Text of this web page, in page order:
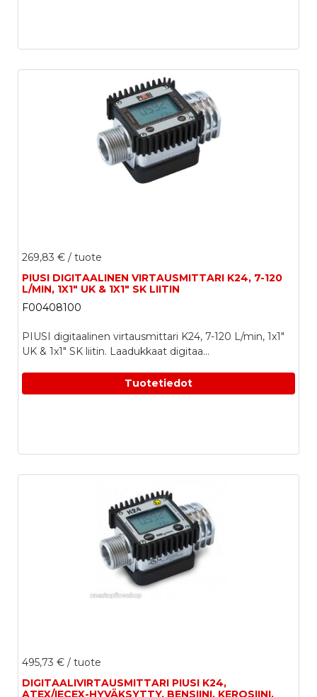
269,83 € / tuote
PIUSI DIGITAALINEN VIRTAUSMITTARI K24, 7-120
L/MIN, 1X1" UK & 1X1" SK LIITIN
F00408100
PIUSI digitaalinen virtausmittari K24, 7-120 L/min, 1x1"
UK & 1x1" SK liitin. Laadukkaat digitaa...
Tuotetiedot
495,73 € / tuote
DIGITAALIVIRTAUSMITTARI PIUSI K24,
ATEX/IECEX-HYVÄKSYTTY, BENSIINI, KEROSIINI,